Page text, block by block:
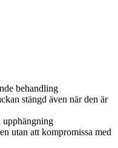
behandling
stängd även när den är
upphängning
utan att kompromissa med